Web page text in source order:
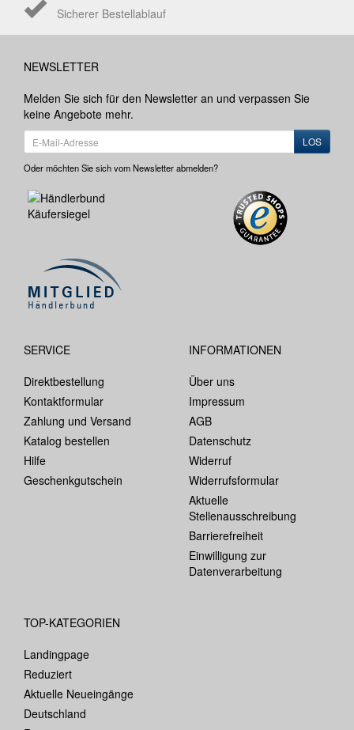
Sicherer Bestellablauf
NEWSLETTER
Melden Sie sich für den Newsletter an und verpassen Sie
keine Angebote mehr.
LOS
Oder möchten Sie sich vom Newsletter abmelden?
SERVICE
Direktbestellung
Kontaktformular
Zahlung und Versand
Katalog bestellen
Hilfe
Geschenkgutschein
INFORMATIONEN
Über uns
Impressum
AGB
Datenschutz
Widerruf
Widerrufsformular
Aktuelle
Stellenausschreibung
Barrierefreiheit
Einwilligung zur
Datenverarbeitung
TOP-KATEGORIEN
Landingpage
Reduziert
Aktuelle Neueingänge
Deutschland